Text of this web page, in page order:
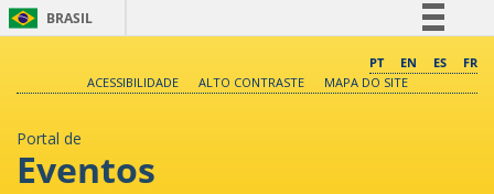
BRASIL
Comunica BR
PT EN ES
FR
ACESSIBILIDADE
ALTO CONTRASTE MAPA DO SITE
Portal de
Eventos